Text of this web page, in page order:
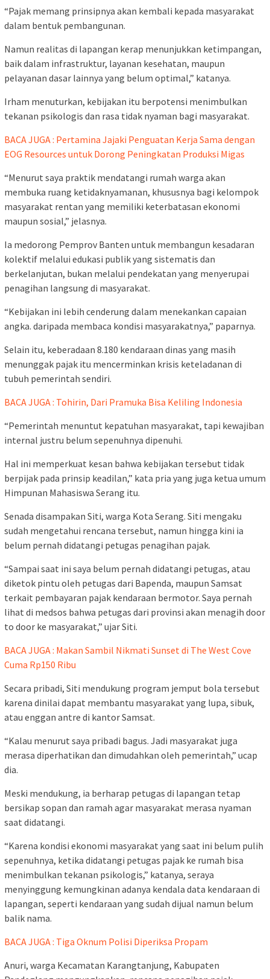
“Pajak memang prinsipnya akan kembali kepada masyarakat
dalam bentuk pembangunan.
Namun realitas di lapangan kerap menunjukkan ketimpangan,
baik dalam infrastruktur, layanan kesehatan, maupun
pelayanan dasar lainnya yang belum optimal,” katanya.
Irham menuturkan, kebijakan itu berpotensi menimbulkan
tekanan psikologis dan rasa tidak nyaman bagi masyarakat.
BACA JUGA : Pertamina Jajaki Penguatan Kerja Sama dengan
EOG Resources untuk Dorong Peningkatan Produksi Migas
“Menurut saya praktik mendatangi rumah warga akan
membuka ruang ketidaknyamanan, khususnya bagi kelompok
masyarakat rentan yang memiliki keterbatasan ekonomi
maupun sosial,” jelasnya.
Ia medorong Pemprov Banten untuk membangun kesadaran
kolektif melalui edukasi publik yang sistematis dan
berkelanjutan, bukan melalui pendekatan yang menyerupai
penagihan langsung di masyarakat.
“Kebijakan ini lebih cenderung dalam menekankan capaian
angka. daripada membaca kondisi masyarakatnya,” paparnya.
Selain itu, keberadaan 8.180 kendaraan dinas yang masih
menunggak pajak itu mencerminkan krisis keteladanan di
tubuh pemerintah sendiri.
BACA JUGA : Tohirin, Dari Pramuka Bisa Keliling Indonesia
“Pemerintah menuntut kepatuhan masyarakat, tapi kewajiban
internal justru belum sepenuhnya dipenuhi.
Hal ini memperkuat kesan bahwa kebijakan tersebut tidak
berpijak pada prinsip keadilan,” kata pria yang juga ketua umum
Himpunan Mahasiswa Serang itu.
Senada disampakan Siti, warga Kota Serang. Siti mengaku
sudah mengetahui rencana tersebut, namun hingga kini ia
belum pernah didatangi petugas penagihan pajak.
“Sampai saat ini saya belum pernah didatangi petugas, atau
diketok pintu oleh petugas dari Bapenda, maupun Samsat
terkait pembayaran pajak kendaraan bermotor. Saya pernah
lihat di medsos bahwa petugas dari provinsi akan menagih door
to door ke masyarakat,” ujar Siti.
BACA JUGA : Makan Sambil Nikmati Sunset di The West Cove
Cuma Rp150 Ribu
Secara pribadi, Siti mendukung program jemput bola tersebut
karena dinilai dapat membantu masyarakat yang lupa, sibuk,
atau enggan antre di kantor Samsat.
“Kalau menurut saya pribadi bagus. Jadi masyarakat juga
merasa diperhatikan dan dimudahkan oleh pemerintah,” ucap
dia.
Meski mendukung, ia berharap petugas di lapangan tetap
bersikap sopan dan ramah agar masyarakat merasa nyaman
saat didatangi.
“Karena kondisi ekonomi masyarakat yang saat ini belum pulih
sepenuhnya, ketika didatangi petugas pajak ke rumah bisa
menimbulkan tekanan psikologis,” katanya, seraya
menyinggung kemungkinan adanya kendala data kendaraan di
lapangan, seperti kendaraan yang sudah dijual namun belum
balik nama.
BACA JUGA : Tiga Oknum Polisi Diperiksa Propam
Anuri, warga Kecamatan Karangtanjung, Kabupaten